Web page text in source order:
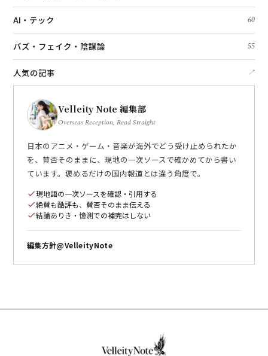
AI・テック 60
バズ・フェイク・陰謀論 55
人気の記事 ↗
Velleity Note 編集部
Overseas Reception, Read Straight
日本のアニメ・ゲーム・音楽が海外でどう受け止められたか
を、賛否そのままに、現地の一次ソースで確かめてから書い
ています。褒めるだけの国内報道とは違う角度で。
check現地語の一次ソースを確認・引用する
check絶賛も酷評も、賛否そのまま伝える
check結論ありき・憶測での補完はしない
編集方針@VelleityNote